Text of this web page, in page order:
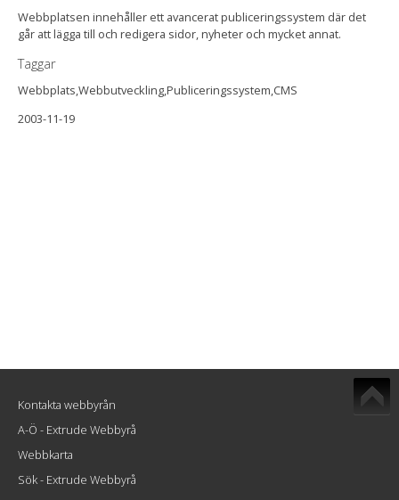
Webbplatsen innehåller ett avancerat publiceringssystem där det
går att lägga till och redigera sidor, nyheter och mycket annat.
Taggar
Webbplats,Webbutveckling,Publiceringssystem,CMS
2003-11-19
Kontakta webbyrån
A-Ö - Extrude Webbyrå
Webbkarta
Sök - Extrude Webbyrå